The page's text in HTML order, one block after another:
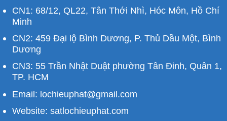
CN1: 68/12, QL22, Tân Thới Nhì, Hóc Môn, Hồ Chí
Minh
CN2: 459 Đại lộ Bình Dương, P. Thủ Dầu Một, Bình
Dương
CN3: 55 Trần Nhật Duật phường Tân Đinh, Quân 1,
TP. HCM
Email: lochieuphat@gmail.com
Website: satlochieuphat.com